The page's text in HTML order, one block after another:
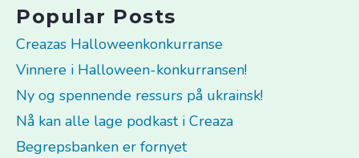
Popular Posts
Creazas Halloweenkonkurranse
Vinnere i Halloween-konkurransen!
Ny og spennende ressurs på ukrainsk!
Nå kan alle lage podkast i Creaza
Begrepsbanken er fornyet